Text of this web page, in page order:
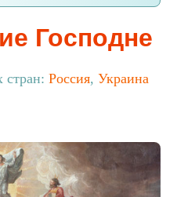
Господне
стран: Россия, Украина